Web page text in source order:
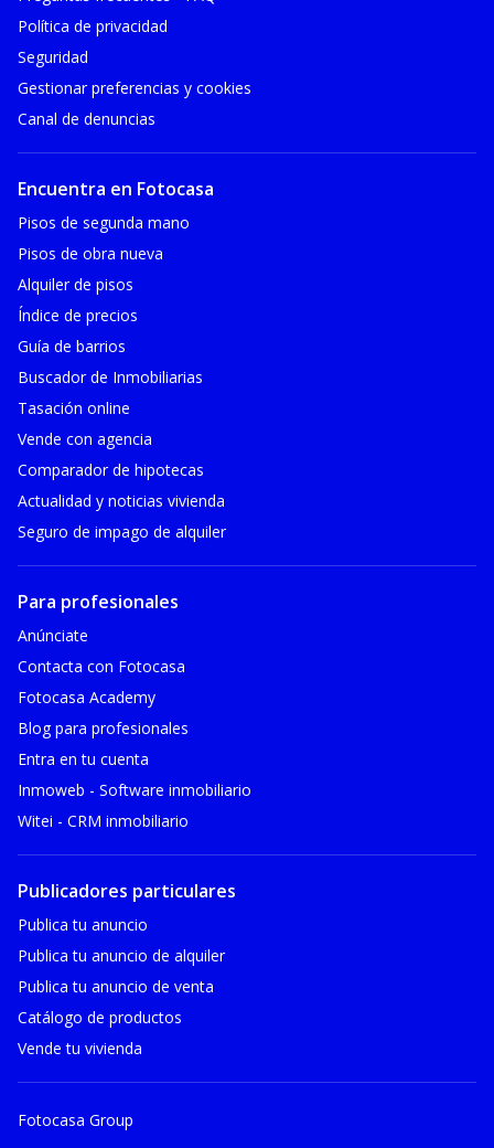
Política de privacidad
Seguridad
Gestionar preferencias y cookies
Canal de denuncias
Encuentra en Fotocasa
Pisos de segunda mano
Pisos de obra nueva
Alquiler de pisos
Índice de precios
Guía de barrios
Buscador de Inmobiliarias
Tasación online
Vende con agencia
Comparador de hipotecas
Actualidad y noticias vivienda
Seguro de impago de alquiler
Para profesionales
Anúnciate
Contacta con Fotocasa
Fotocasa Academy
Blog para profesionales
Entra en tu cuenta
Inmoweb - Software inmobiliario
Witei - CRM inmobiliario
Publicadores particulares
Publica tu anuncio
Publica tu anuncio de alquiler
Publica tu anuncio de venta
Catálogo de productos
Vende tu vivienda
Fotocasa Group